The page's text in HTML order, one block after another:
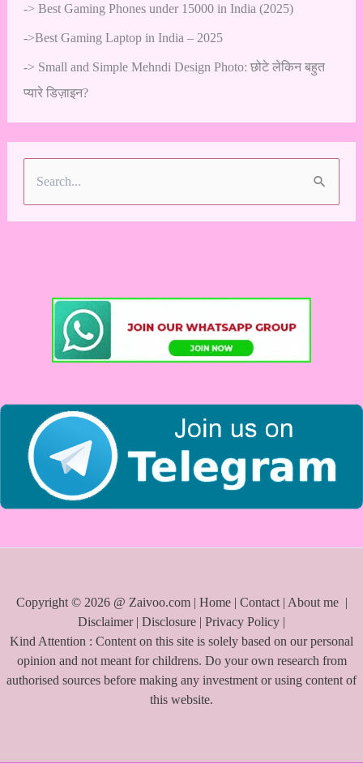
-> Best Gaming Phones under 15000 in India (2025)
->Best Gaming Laptop in India – 2025
-> Small and Simple Mehndi Design Photo: छोटे लेकिन बहुत
प्यारे डिज़ाइन?
Copyright © 2026 @ Zaivoo.com | Home| Contact| About me |
Disclaimer| Disclosure | Privacy Policy |
Kind Attention : Content on this site is solely based on our personal
opinion and not meant for childrens. Do your own research from
authorised sources before making any investment or using content of
this website.